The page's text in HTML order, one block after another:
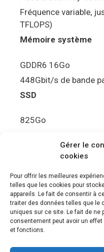
Gérer le
cookies
Pour offrir les meilleures
telles que les cookies pour
appareils. Le fait de consentir à
traiter des données telles que le
uniques sur ce site. Le fait de ne
consentement peut avoir un
et fonctions.
Fréquence variable,
TFLOPS)
Mémoire système
GDDR6 16Go
448Gbit/s de bande
SSD
825Go
5.5Gbit/s de bande
Disque de jeu PS5
Ultra HD Blu-ray™,
Sortie vidéo
Compatibilité avec les
8K, VRR (spécification